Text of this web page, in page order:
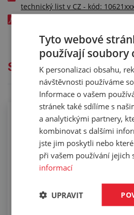
technický list v CZ - kód:
Služby
Řezání elastonů na
Tyto webové
používají soubory
K personalizaci obsahu,
návštěvnosti používáme
Informace o vašem
stránek také sdílíme s
a analytickými partnery,
kombinovat s dalšími
jste jim poskytli nebo
při vašem používání jejich
informací
UPRAVIT